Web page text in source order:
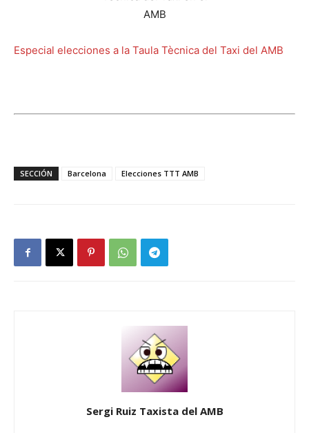
Especial elecciones a la Taula Tècnica del Taxi del AMB
SECCIÓN Barcelona Elecciones TTT AMB
Sergi Ruiz Taxista del AMB